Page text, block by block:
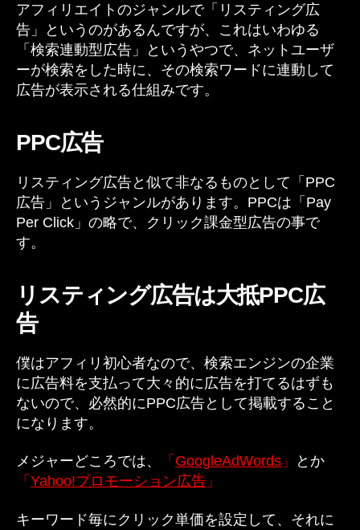
も
の
を
や
っ
て
アフィリエイトのジャンルで「リスティング広
告」というのがあるんですが、これはいわゆる
「検索連動型広告」というやつで、ネットユーザ
ーが検索をした時に、その検索ワードに連動して
広告が表示される仕組みです。
PPC広告
リスティング広告と似て非なるものとして「PPC
広告」というジャンルがあります。PPCは「Pay
Per Click」の略で、クリック課金型広告の事で
す。
リスティング広告は大抵PPC広
告
僕はアフィリ初心者なので、検索エンジンの企業
に広告料を支払って大々的に広告を打てるはずも
ないので、必然的にPPC広告として掲載すること
になります。
メジャーどころでは、 「 GoogleAdWords 」
とか
「 Yahoo!プロモーション広告 」
キーワード毎にクリック単価を設定して、それに